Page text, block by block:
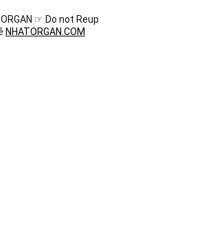
☞ Do not Reup
NHATORGAN.COM